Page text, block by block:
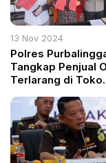
13 Nov 2024
Polres
Tangkap Penjual
Terlarang di Toko
Selaganggeng,
Butir Obat Disita